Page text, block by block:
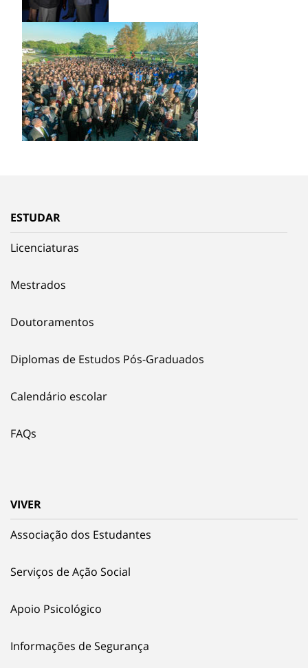
ESTUDAR
Licenciaturas
Mestrados
Doutoramentos
Diplomas de Estudos Pós-Graduados
Calendário escolar
FAQs
VIVER
Associação dos Estudantes
Serviços de Ação Social
Apoio Psicológico
Informações de Segurança